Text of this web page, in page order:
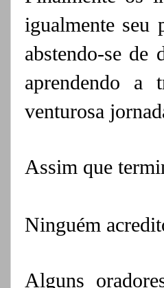
igualmente seu
abstendo-se de
aprendendo a
venturosa
Assim que
Ninguém
Alguns